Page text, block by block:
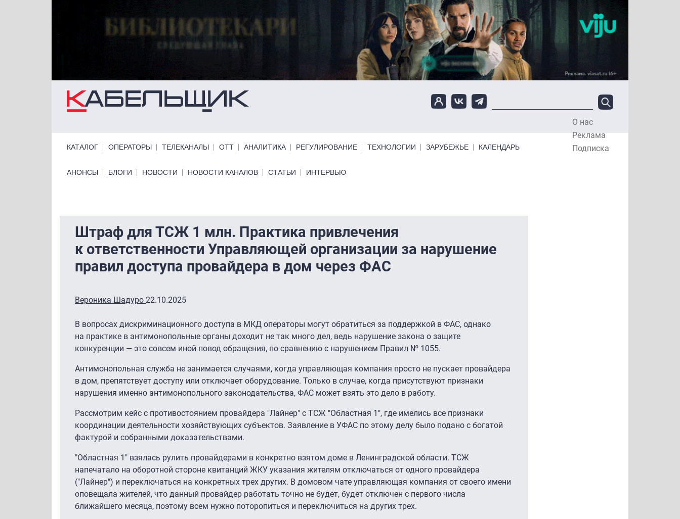
О нас
Реклама
Подписка
КАТАЛОГ ОПЕРАТОРЫ ТЕЛЕКАНАЛЫ ОТТ АНАЛИТИКА РЕГУЛИРОВАНИЕ ТЕХНОЛОГИИ ЗАРУБЕЖЬЕ КАЛЕНДАРЬ
Primary links bottom
АНОНСЫ БЛОГИ НОВОСТИ НОВОСТИ КАНАЛОВ СТАТЬИ ИНТЕРВЬЮ
Штраф для ТСЖ 1 млн. Практика привлечения
к ответственности Управляющей организации за нарушение
правил доступа провайдера в дом через ФАС
Вероника Шадуро 22.10.2025
В вопросах дискриминационного доступа в МКД операторы могут обратиться за поддержкой в ФАС, однако
на практике в антимонопольные органы доходит не так много дел, ведь нарушение закона о защите
конкуренции — это совсем иной повод обращения, по сравнению с нарушением Правил № 1055.
Антимонопольная служба не занимается случаями, когда управляющая компания просто не пускает провайдера
в дом, препятствует доступу или отключает оборудование. Только в случае, когда присутствуют признаки
нарушения именно антимонопольного законодательства, ФАС может взять это дело в работу.
Рассмотрим кейс с противостоянием провайдера "Лайнер" с ТСЖ "Областная 1″, где имелись все признаки
координации деятельности хозяйствующих субъектов. Заявление в УФАС по этому делу было подано с богатой
фактурой и собранными доказательствами.
"Областная 1″ взялась рулить провайдерами в конкретно взятом доме в Ленинградской области. ТСЖ
напечатало на оборотной стороне квитанций ЖКУ указания жителям отключаться от одного провайдера
("Лайнер") и переключаться на конкретных трех других. В домовом чате управляющая компания от своего имени
оповещала жителей, что данный провайдер работать точно не будет, будет отключен с первого числа
ближайшего месяца, поэтому всем нужно поторопиться и переключиться на других трех.